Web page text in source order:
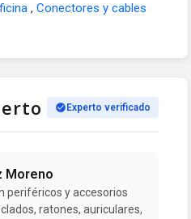
, Conectores y cables
Experto verificado
Moreno
periféricos y accesorios
ratones, auriculares,